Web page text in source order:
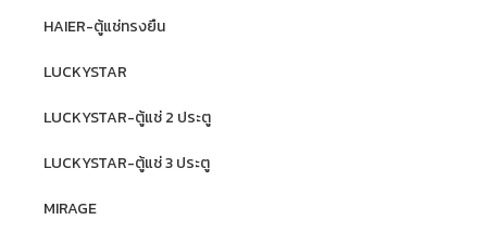
HAIER-ตู้แช่ทรงยืน
LUCKYSTAR
LUCKYSTAR-ตู้แช่ 2 ประตู
LUCKYSTAR-ตู้แช่ 3 ประตู
MIRAGE